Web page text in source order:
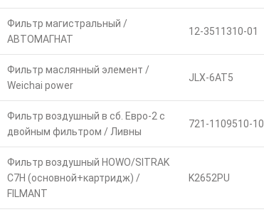
Фильтр магистральный /
АВТОМАГНАТ
12-3511310-01
Фильтр маслянный элемент /
Weichai power
JLX-6AT5
Фильтр воздушный в сб. Евро-2 с
двойным фильтром / Ливны
721-1109510-10
Фильтр воздушный HOWO/SITRAK
C7H (основной+картридж) /
FILMANT
K2652PU